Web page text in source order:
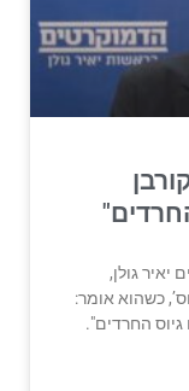
גולן,
כשהוא אומר:
גיוס החרדים".